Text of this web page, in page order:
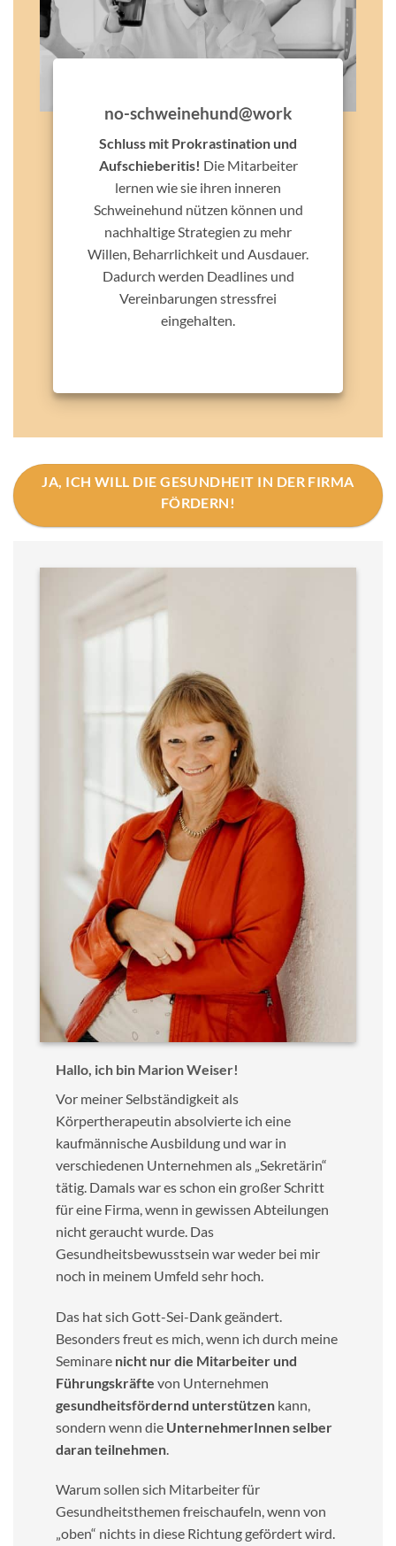
no-schweinehund@work
Schluss mit Prokrastination und
Aufschieberitis! Die Mitarbeiter
lernen wie sie ihren inneren
Schweinehund nützen können und
nachhaltige Strategien zu mehr
Willen, Beharrlichkeit und Ausdauer.
Dadurch werden Deadlines und
Vereinbarungen stressfrei
eingehalten.
JA, ICH WILL DIE GESUNDHEIT IN DER FIRMA
FÖRDERN!
Hallo, ich bin Marion Weiser!
Vor meiner Selbständigkeit als
Körpertherapeutin absolvierte ich eine
kaufmännische Ausbildung und war in
verschiedenen Unternehmen als „Sekretärin“
tätig. Damals war es schon ein großer Schritt
für eine Firma, wenn in gewissen Abteilungen
nicht geraucht wurde. Das
Gesundheitsbewusstsein war weder bei mir
noch in meinem Umfeld sehr hoch.
Das hat sich Gott-Sei-Dank geändert.
Besonders freut es mich, wenn ich durch meine
Seminare nicht nur die Mitarbeiter und
Führungskräfte von Unternehmen
gesundheitsfördernd unterstützenkann,
sondern wenn die UnternehmerInnen selber
daran teilnehmen.
Warum sollen sich Mitarbeiter für
Gesundheitsthemen freischaufeln, wenn von
„oben“ nichts in diese Richtung gefördert wird.